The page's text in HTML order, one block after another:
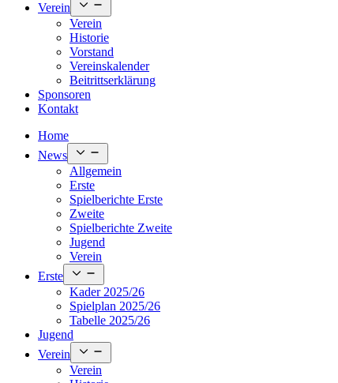
Verein
menu
Verein
Historie
Vorstand
Vereinskalender
Beitrittserklärung
Sponsoren
Kontakt
Home
News
menu
Allgemein
Erste
Spielberichte Erste
Zweite
Spielberichte Zweite
Jugend
Verein
Erste
menu
Kader 2025/26
Spielplan 2025/26
Tabelle 2025/26
Jugend
Verein
menu
Verein